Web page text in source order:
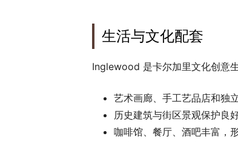
生活与文化配套
Inglewood 是卡尔加里文化创意
艺术画廊、手工艺品店和独
历史建筑与街区景观保护良
咖啡馆、餐厅、酒吧丰富，